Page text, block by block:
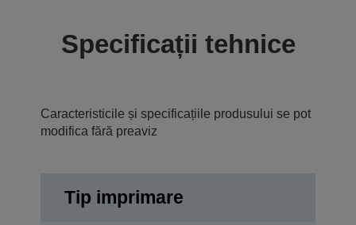
Specificații tehnice
Caracteristicile și specificațiile produsului se pot
modifica fără preaviz
Tip imprimare